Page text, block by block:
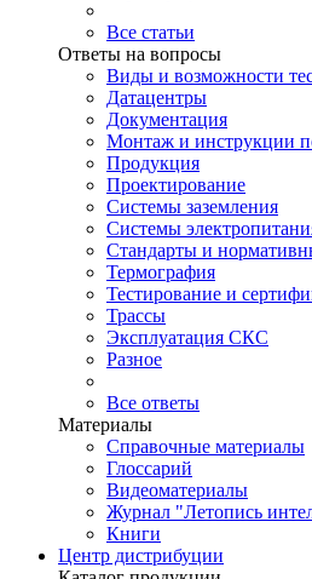
Все статьи
Ответы на вопросы
Виды и возможности
Датацентры
Документация
Монтаж и инструкции
Продукция
Проектирование
Системы заземления
Системы
Стандарты и
Термография
Тестирование и
Трассы
Эксплуатация СКС
Разное
Все ответы
Материалы
Справочные материалы
Глоссарий
Видеоматериалы
Журнал "Летопись
Книги
Центр дистрибуции